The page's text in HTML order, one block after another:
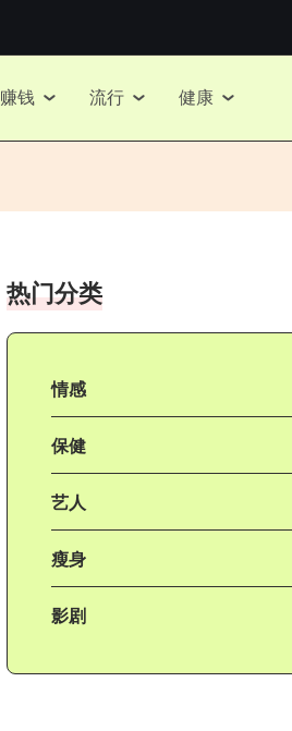
赚钱 流行 健康
热门分类
情感
保健
艺人
瘦身
影剧